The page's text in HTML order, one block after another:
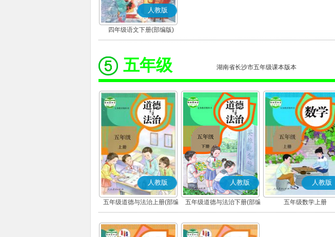
人教版
四年级语文下册(部编版)
五年级 湖南省长沙市五年级课本版本
人教版
五年级道德与法治上册(部编
版)
人教版
五年级道德与法治下册(部编
版)
人教版
五年级数学上册